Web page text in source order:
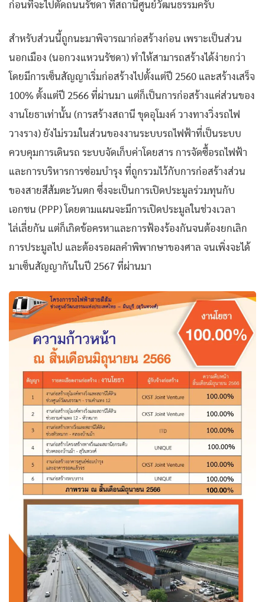
ก่อนที่จะไปตัดถนนรัชดา ที่สถานีศูนย์วัฒนธรรมครับ
สำหรับส่วนนี้ถูกนะมาพิจารณาก่อสร้างก่อน เพราะเป็นส่วน
นอกเมือง (นอกวงแหวนรัชดา) ทำให้สามารถสร้างได้ง่ายกว่า
โดยมีการเซ็นสัญญาเริ่มก่อสร้างไปตั้งแต่ปี 2560 และสร้างเสร็จ
100% ตั้งแต่ปี 2566 ที่ผ่านมา แต่ก็เป็นการก่อสร้างแค่ส่วนของ
งานโยธาเท่านั้น (การสร้างสถานี ขุดอุโมงค์ วางทางวิ่งรถไฟ
วางราง) ยังไม่รวมในส่วนของงานระบบรถไฟฟ้าที่เป็นระบบ
ควบคุมการเดินรถ ระบบจัดเก็บค่าโดยสาร การจัดซื้อรถไฟฟ้า
และการบริหารการซ่อมบำรุง ที่ถูกรวมไว้กับการก่อสร้างส่วน
ของสายสีส้มตะวันตก ซึ่งจะเป็นการเปิดประมูลร่วมทุนกับ
เอกชน (PPP) โดยตามแผนจะมีการเปิดประมูลในช่วงเวลา
ไล่เลี่ยกัน แต่ก็เกิดข้อครหาและการฟ้องร้องกันจนต้องยกเลิก
การประมูลไป และต้องรอผลคำพิพากษาของศาล จนเพิ่งจะได้
มาเซ็นสัญญากันในปี 2567 ที่ผ่านมา